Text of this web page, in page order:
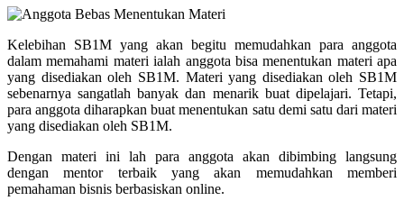
Kelebihan SB1M yang akan begitu memudahkan para anggota
dalam memahami materi ialah anggota bisa menentukan materi apa
yang disediakan oleh SB1M. Materi yang disediakan oleh SB1M
sebenarnya sangatlah banyak dan menarik buat dipelajari. Tetapi,
para anggota diharapkan buat menentukan satu demi satu dari materi
yang disediakan oleh SB1M.
Dengan materi ini lah para anggota akan dibimbing langsung
dengan mentor terbaik yang akan memudahkan memberi
pemahaman bisnis berbasiskan online.